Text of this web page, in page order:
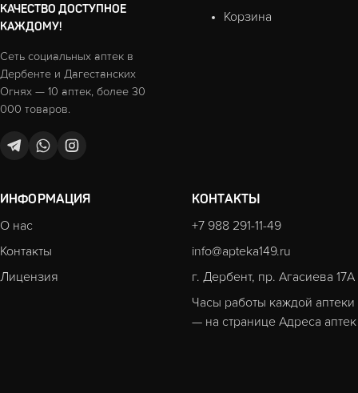
КАЧЕСТВО ДОСТУПНОЕ
КАЖДОМУ!
Сеть социальных аптек в
Дербенте и Дагестанских
Огнях — 10 аптек, более 30
000 товаров.
Корзина
ИНФОРМАЦИЯ
О нас
Контакты
Лицензия
КОНТАКТЫ
+7 988 291-11-49
info@apteka149.ru
г. Дербент, пр. Агасиева 17А
Часы работы каждой аптеки
— на странице Адреса аптек